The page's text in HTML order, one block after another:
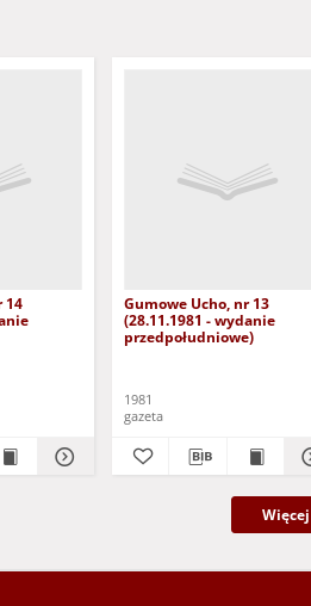
14
Gumowe Ucho, nr 13
(28.11.1981 - wydanie
przedpołudniowe)
1981
gazeta
Więcej